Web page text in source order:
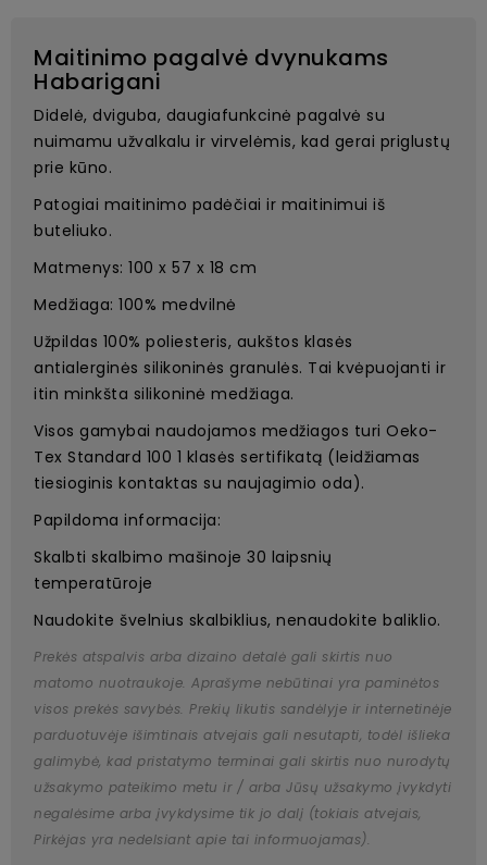
Maitinimo pagalvė dvynukams
Habarigani
Didelė, dviguba, daugiafunkcinė pagalvė su
nuimamu užvalkalu ir virvelėmis, kad gerai priglustų
prie kūno.
Patogiai maitinimo padėčiai ir maitinimui iš
buteliuko.
Matmenys: 100 x 57 x 18 cm
Medžiaga: 100% medvilnė
Užpildas 100% poliesteris, aukštos klasės
antialerginės silikoninės granulės. Tai kvėpuojanti ir
itin minkšta silikoninė medžiaga.
Visos gamybai naudojamos medžiagos turi Oeko-
Tex Standard 100 1 klasės sertifikatą (leidžiamas
tiesioginis kontaktas su naujagimio oda).
Papildoma informacija:
Skalbti skalbimo mašinoje 30 laipsnių
temperatūroje
Naudokite švelnius skalbiklius, nenaudokite baliklio.
Prekės atspalvis arba dizaino detalė gali skirtis nuo
matomo nuotraukoje. Aprašyme nebūtinai yra paminėtos
visos prekės savybės. Prekių likutis sandėlyje ir internetinėje
parduotuvėje išimtinais atvejais gali nesutapti, todėl išlieka
galimybė, kad pristatymo terminai gali skirtis nuo nurodytų
užsakymo pateikimo metu ir / arba Jūsų užsakymo įvykdyti
negalėsime arba įvykdysime tik jo dalį (tokiais atvejais,
Pirkėjas yra nedelsiant apie tai informuojamas).